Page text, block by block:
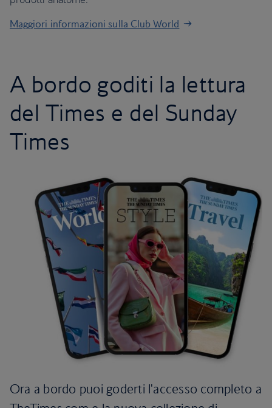
Maggiori informazioni sulla Club World
A bordo goditi la lettura
del Times e del Sunday
Times
Ora a bordo puoi goderti l'accesso completo a